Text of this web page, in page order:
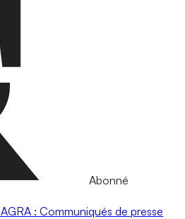
Abonné
AGRA : Communiqués de presse